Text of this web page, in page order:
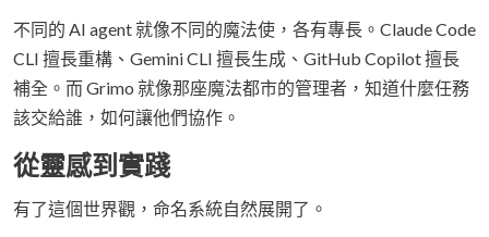
不同的 AI agent 就像不同的魔法使，各有專長。Claude Code
CLI 擅長重構、Gemini CLI 擅長生成、GitHub Copilot 擅長
補全。而 Grimo 就像那座魔法都市的管理者，知道什麼任務
該交給誰，如何讓他們協作。
從靈感到實踐
有了這個世界觀，命名系統自然展開了。